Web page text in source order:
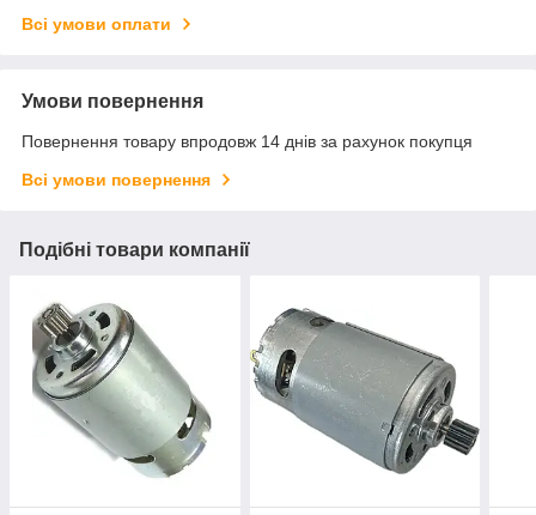
Всі умови оплати
Умови повернення
Повернення товару впродовж 14 днів за рахунок покупця
Всі умови повернення
Подібні товари компанії